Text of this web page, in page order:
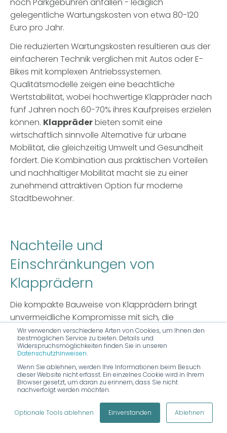
Wir verwenden verschiedene Arten von Cookies, um Ihnen den
bestmöglichen Service zu bieten. Details und
Widerspruchsmöglichkeiten finden Sie in unseren
Datenschutzhinweisen.
Wenn Sie ablehnen, werden Ihre Informationen beim Besuch
dieser Website nicht erfasst. Ein einzelnes Cookie wird in Ihrem
Browser gesetzt, um daran zu erinnern, dass Sie nicht
nachverfolgt werden möchten.
Optionale Tools ablehnen Einverstanden Ablehnen
noch Parkgebühren anfallen - lediglich
gelegentliche Wartungskosten von etwa 80-120
Euro pro Jahr.
Die reduzierten Wartungskosten resultieren aus der
einfacheren Technik verglichen mit Autos oder E-
Bikes mit komplexen Antriebssystemen.
Qualitätsmodelle zeigen eine beachtliche
Wertstabilität, wobei hochwertige Klappräder nach
fünf Jahren noch 60-70% ihres Kaufpreises erzielen
können. Klappräderbieten somit eine
wirtschaftlich sinnvolle Alternative für urbane
Mobilität, die gleichzeitig Umwelt und Gesundheit
fördert. Die Kombination aus praktischen Vorteilen
und nachhaltiger Mobilität macht sie zu einer
zunehmend attraktiven Option für moderne
Stadtbewohner.
Nachteile und
Einschränkungen von
Klapprädern
Die kompakte Bauweise von Klapprädern bringt
unvermeidliche Kompromisse mit sich, die
potenzielle Käufer vor der Anschaffung kennen
sollten. Während diese Fahrräder in spezifischen
Anwendungsbereichen überzeugen, zeigen sich
deutliche Schwächen bei Komfort, Sicherheit und
Alltagstauglichkeit.
Wer umdenkt, bewegt mehr
als nur sich selbst—sondern